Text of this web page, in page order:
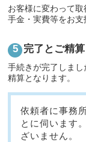
お客様に変わって
手金・実費等をお支
完了とご精算
手続きが完了しま
精算となります。
依頼者に事務
とに伺います
ざいません。